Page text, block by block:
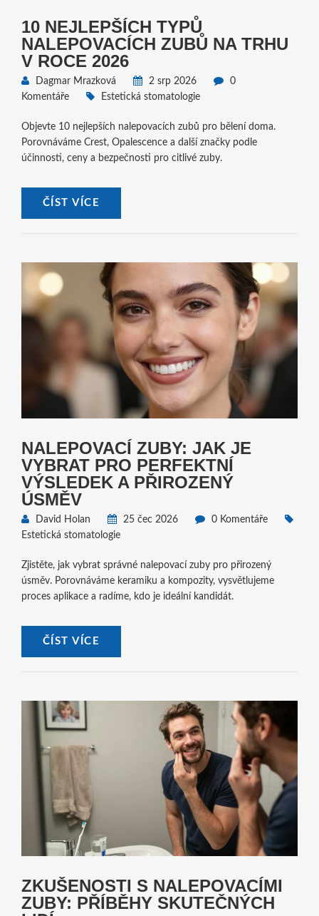
10 NEJLEPŠÍCH TYPŮ
NALEPOVACÍCH ZUBŮ NA TRHU
V ROCE 2026
Dagmar Mrazková 2 srp 2026
0
Komentáře
Estetická stomatologie
Objevte 10 nejlepších nalepovacích zubů pro bělení doma.
Porovnáváme Crest, Opalescence a další značky podle
účinnosti, ceny a bezpečnosti pro citlivé zuby.
ČÍST VÍCE
NALEPOVACÍ ZUBY: JAK JE
VYBRAT PRO PERFEKTNÍ
VÝSLEDEK A PŘIROZENÝ
ÚSMĚV
David Holan 25 čec 2026
0 Komentáře
Estetická stomatologie
Zjistěte, jak vybrat správné nalepovací zuby pro přirozený
úsměv. Porovnáváme keramiku a kompozity, vysvětlujeme
proces aplikace a radíme, kdo je ideální kandidát.
ČÍST VÍCE
ZKUŠENOSTI S NALEPOVACÍMI
ZUBY: PŘÍBĚHY SKUTEČNÝCH